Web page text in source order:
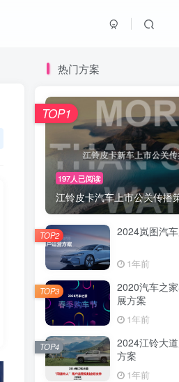
热门方案
197人已阅读
江铃皮卡汽车上市公关传播
TOP1
2024岚图汽
1年前
TOP2
2020汽车之
展方案
1年前
TOP3
2024江铃大
方案
1年前
TOP4